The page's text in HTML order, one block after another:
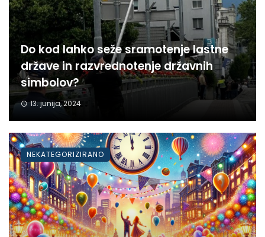
Do kod lahko seže sramotenje lastne
države in razvrednotenje državnih
simbolov?
13. junija, 2024
NEKATEGORIZIRANO